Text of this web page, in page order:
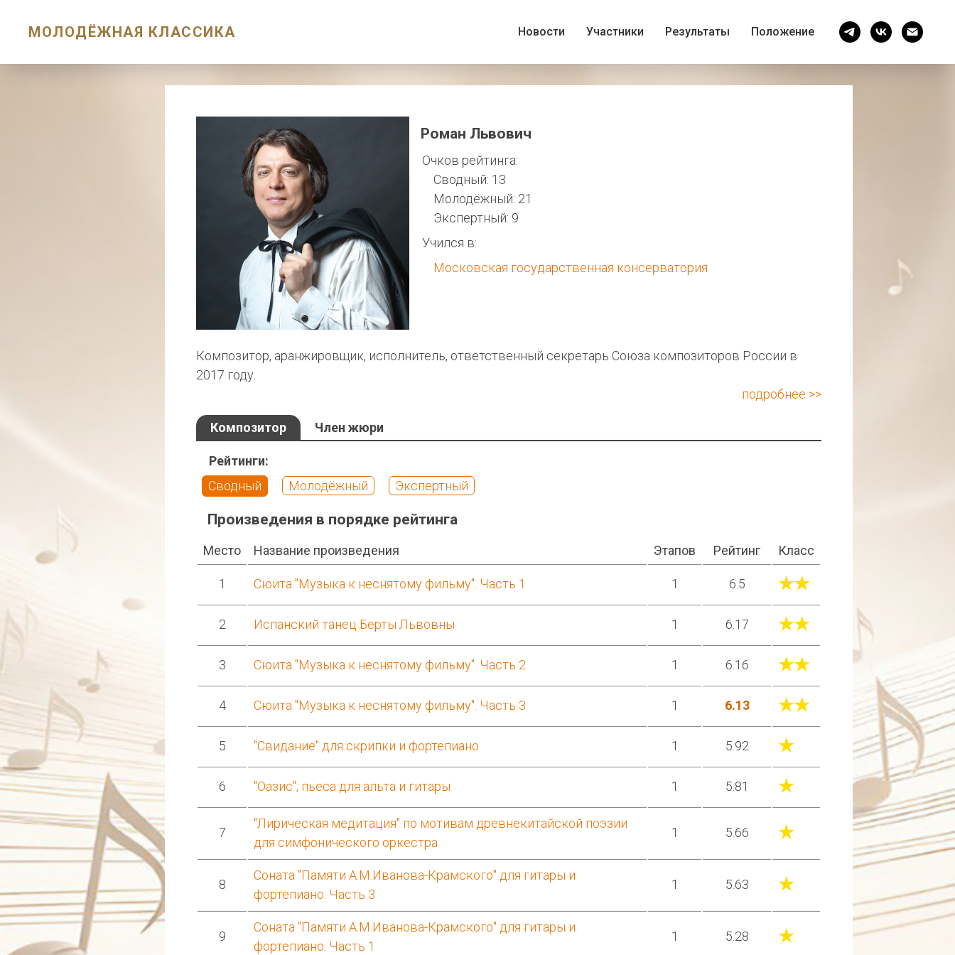
МОЛОДЁЖНАЯ КЛАССИКА Новости Участники Результаты Положение
Роман Львович
Очков рейтинга:
Сводный: 13
Молодёжный: 21
Экспертный: 9
Учился в:
Московская государственная консерватория
Композитор, аранжировщик, исполнитель, ответственный секретарь Союза композиторов России в
2017 году.
подробнее >>
Композитор Член жюри
Рейтинги:
Сводный
Молодёжный Экспертный
Произведения в порядке рейтинга
Место Название произведения Этапов Рейтинг Класс
1 Сюита "Музыка к неснятому фильму". Часть 1 1 6.5 ★★
2 Испанский танец Берты Львовны 1 6.17 ★★
3 Сюита "Музыка к неснятому фильму". Часть 2 1 6.16 ★★
4 Сюита "Музыка к неснятому фильму". Часть 3 1 6.13 ★★
5 "Свидание" для скрипки и фортепиано 1 5.92 ★
6 "Оазис", пьеса для альта и гитары 1 5.81 ★
7
"Лирическая медитация" по мотивам древнекитайской поэзии
для симфонического оркестра
1 5.66 ★
8
Соната "Памяти А.М.Иванова-Крамского" для гитары и
фортепиано. Часть 3
1 5.63 ★
9
Соната "Памяти А.М.Иванова-Крамского" для гитары и
фортепиано. Часть 1
1 5.28 ★